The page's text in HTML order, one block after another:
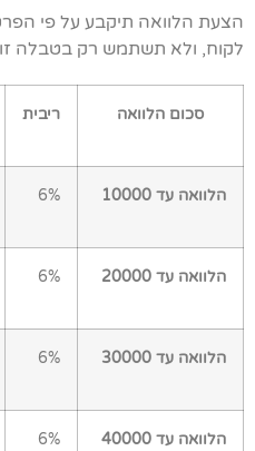
הצעת הלוואה תיקבע על פי
לקוח, ולא תשתמש רק בטבלה
סכום הלוואה ריבית
הלוואה עד 10000 6%
הלוואה עד 20000 6%
הלוואה עד 30000 6%
הלוואה עד 40000 6%